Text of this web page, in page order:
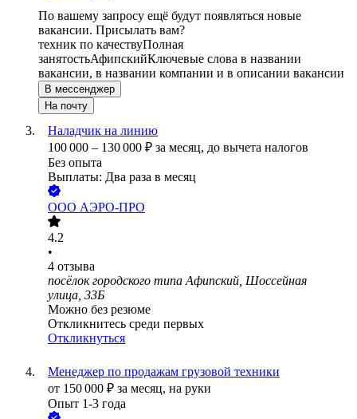
По вашему запросу ещё будут появляться новые
вакансии. Присылать вам?
техник по качествуПолная
занятостьАфипскийКлючевые слова в названии
вакансии, в названии компании и в описании вакансии
В мессенджер
На почту
Наладчик на линию
100 000 – 130 000 ₽ за месяц, до вычета налогов
Без опыта
Выплаты: Два раза в месяц
ООО АЭРО-ПРО
4.2
•
4 отзыва
посёлок городского типа Афипский, Шоссейная
улица, 33Б
Можно без резюме
Откликнитесь среди первых
Откликнуться
Менеджер по продажам грузовой техники
от 150 000 ₽ за месяц, на руки
Опыт 1-3 года